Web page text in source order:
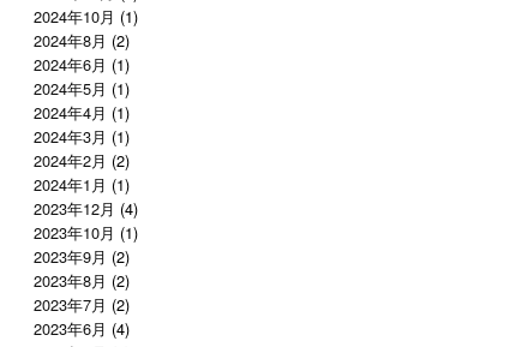
2024年10月 (1)
2024年8月 (2)
2024年6月 (1)
2024年5月 (1)
2024年4月 (1)
2024年3月 (1)
2024年2月 (2)
2024年1月 (1)
2023年12月 (4)
2023年10月 (1)
2023年9月 (2)
2023年8月 (2)
2023年7月 (2)
2023年6月 (4)